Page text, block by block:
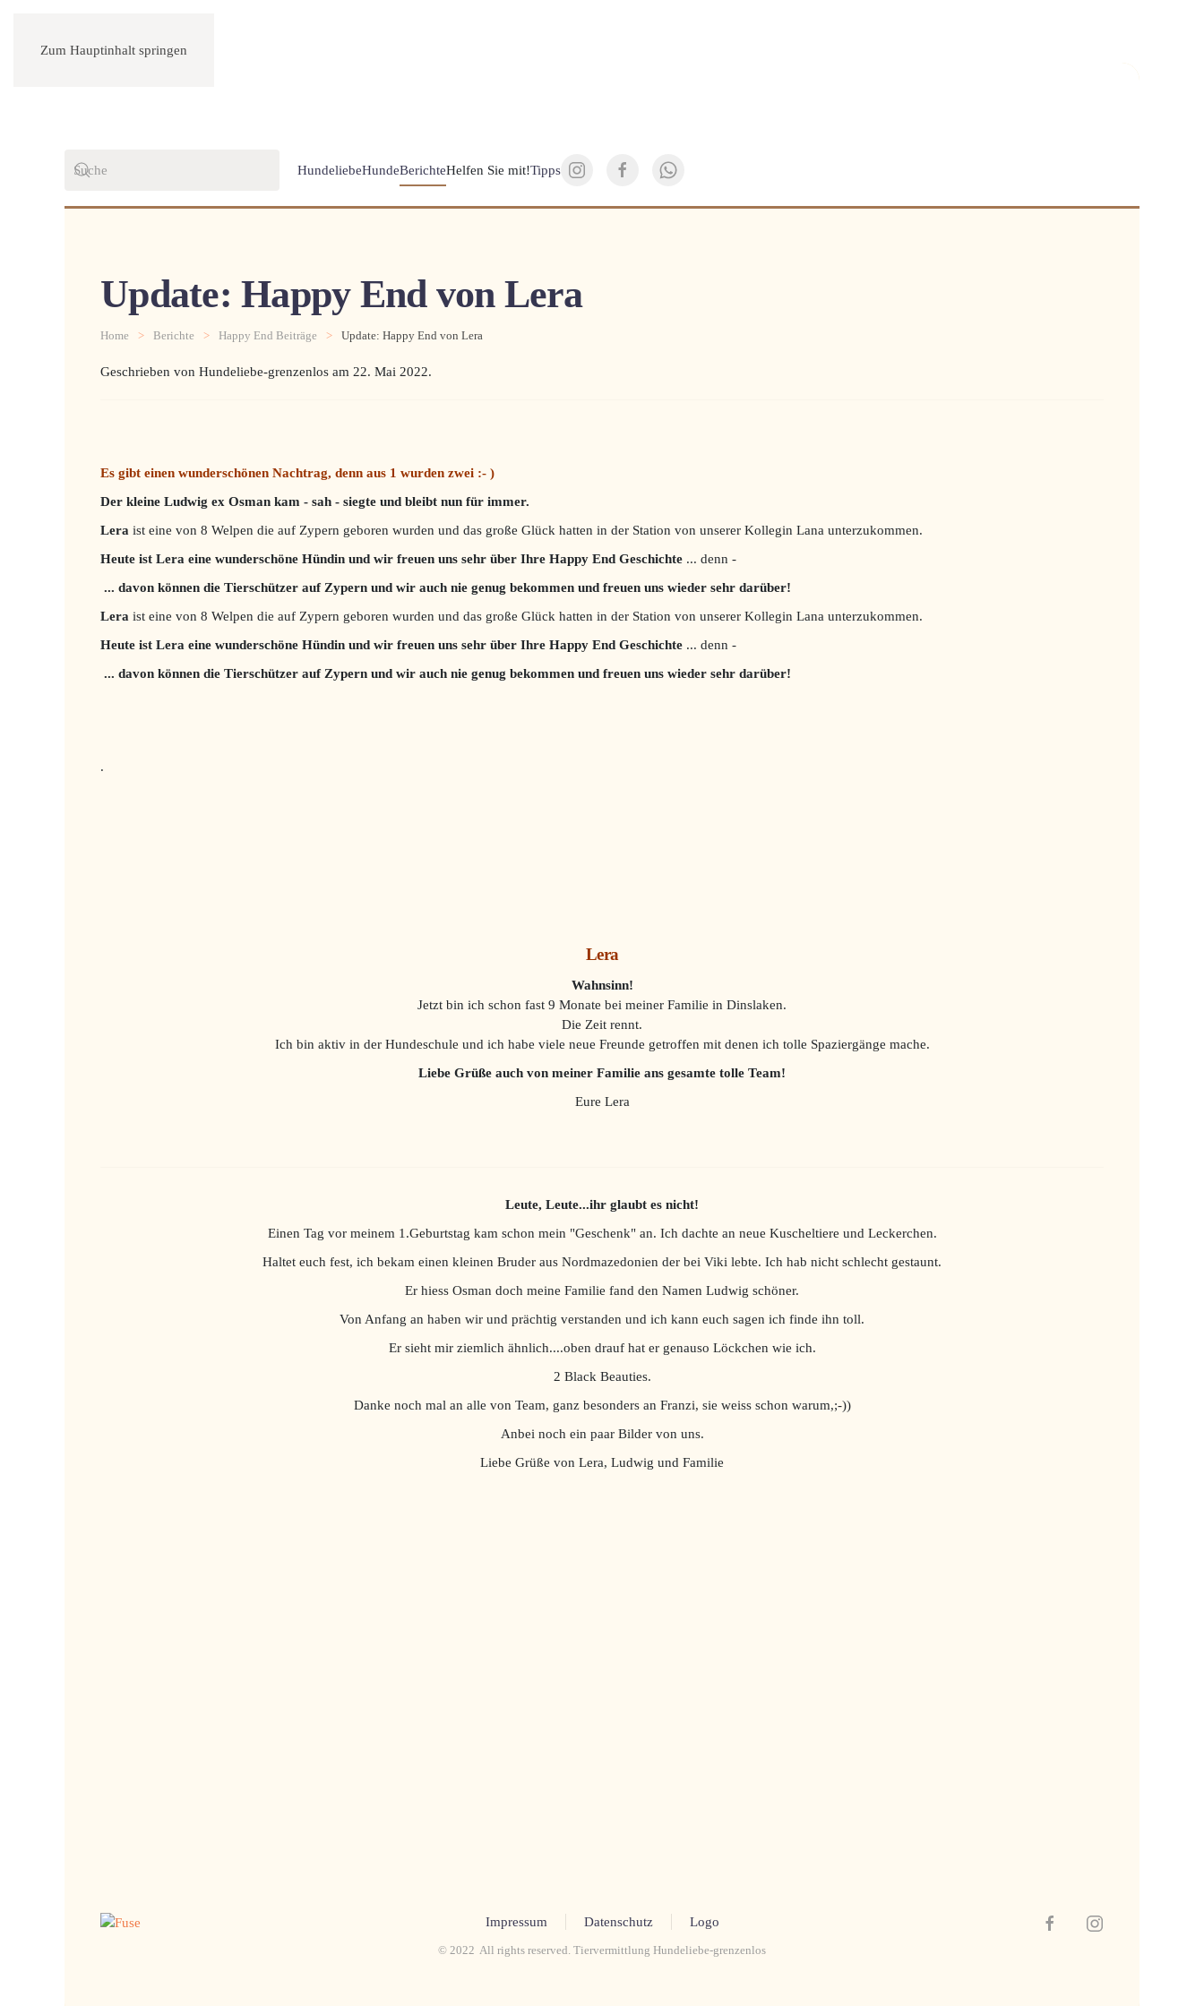
Zum Hauptinhalt springen
HundeliebeHundeBerichteHelfen Sie mit!Tipps
Update: Happy End von Lera
Home Berichte Happy End Beiträge Update: Happy End von Lera
Geschrieben von Hundeliebe-grenzenlos am 22. Mai 2022.
Es gibt einen wunderschönen Nachtrag, denn aus 1 wurden zwei :- )
Der kleine Ludwig ex Osman kam - sah - siegte und bleibt nun für immer.
Lera ist eine von 8 Welpen die auf Zypern geboren wurden und das große Glück hatten in der Station von unserer Kollegin Lana unterzukommen.
Heute ist Lera eine wunderschöne Hündin und wir freuen uns sehr über Ihre Happy End Geschichte ... denn -
... davon können die Tierschützer auf Zypern und wir auch nie genug bekommen und freuen uns wieder sehr darüber!
Lera ist eine von 8 Welpen die auf Zypern geboren wurden und das große Glück hatten in der Station von unserer Kollegin Lana unterzukommen.
Heute ist Lera eine wunderschöne Hündin und wir freuen uns sehr über Ihre Happy End Geschichte ... denn -
... davon können die Tierschützer auf Zypern und wir auch nie genug bekommen und freuen uns wieder sehr darüber!
.
Lera
Wahnsinn!
Jetzt bin ich schon fast 9 Monate bei meiner Familie in Dinslaken.
Die Zeit rennt.
Ich bin aktiv in der Hundeschule und ich habe viele neue Freunde getroffen mit denen ich tolle Spaziergänge mache.
Liebe Grüße auch von meiner Familie ans gesamte tolle Team!
Eure Lera
Leute, Leute...ihr glaubt es nicht!
Einen Tag vor meinem 1.Geburtstag kam schon mein "Geschenk" an. Ich dachte an neue Kuscheltiere und Leckerchen.
Haltet euch fest, ich bekam einen kleinen Bruder aus Nordmazedonien der bei Viki lebte. Ich hab nicht schlecht gestaunt.
Er hiess Osman doch meine Familie fand den Namen Ludwig schöner.
Von Anfang an haben wir und prächtig verstanden und ich kann euch sagen ich finde ihn toll.
Er sieht mir ziemlich ähnlich....oben drauf hat er genauso Löckchen wie ich.
2 Black Beauties.
Danke noch mal an alle von Team, ganz besonders an Franzi, sie weiss schon warum,;-))
Anbei noch ein paar Bilder von uns.
Liebe Grüße von Lera, Ludwig und Familie
Impressum Datenschutz Logo
© 2022 All rights reserved. Tiervermittlung Hundeliebe-grenzenlos